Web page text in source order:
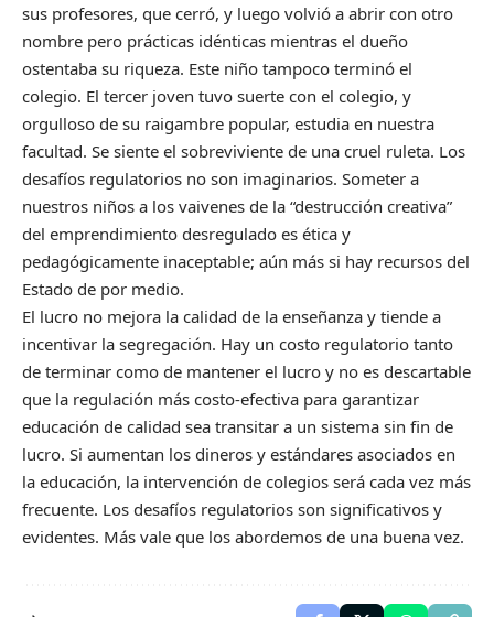
sus profesores, que cerró, y luego volvió a abrir con otro
nombre pero prácticas idénticas mientras el dueño
ostentaba su riqueza. Este niño tampoco terminó el
colegio. El tercer joven tuvo suerte con el colegio, y
orgulloso de su raigambre popular, estudia en nuestra
facultad. Se siente el sobreviviente de una cruel ruleta. Los
desafíos regulatorios no son imaginarios. Someter a
nuestros niños a los vaivenes de la “destrucción creativa”
del emprendimiento desregulado es ética y
pedagógicamente inaceptable; aún más si hay recursos del
Estado de por medio.
El lucro no mejora la calidad de la enseñanza y tiende a
incentivar la segregación. Hay un costo regulatorio tanto
de terminar como de mantener el lucro y no es descartable
que la regulación más costo-efectiva para garantizar
educación de calidad sea transitar a un sistema sin fin de
lucro. Si aumentan los dineros y estándares asociados en
la educación, la intervención de colegios será cada vez más
frecuente. Los desafíos regulatorios son significativos y
evidentes. Más vale que los abordemos de una buena vez.